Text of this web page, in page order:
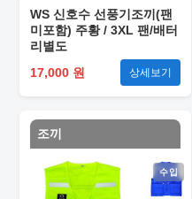
WS 신호수 선풍기조끼(팬
미포함) 주황 / 3XL 팬/배터
리별도
17,000 원
상세보기
조끼
수입